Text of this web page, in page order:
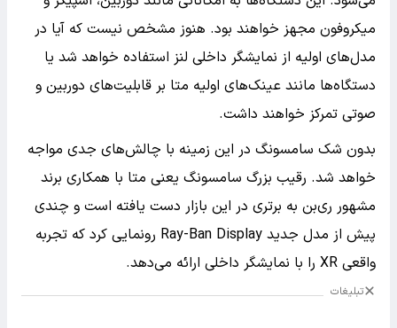
میکروفون مجهز خواهند بود. هنوز مشخص نیست که آیا در
مدل‌های اولیه از نمایشگر داخلی لنز استفاده خواهد شد یا
دستگاه‌ها مانند عینک‌های اولیه متا بر قابلیت‌های دوربین و
صوتی تمرکز خواهند داشت.
بدون شک سامسونگ در این زمینه با چالش‌های جدی مواجه
خواهد شد. رقیب بزرگ سامسونگ یعنی متا با همکاری برند
مشهور ری‌بن به برتری در این بازار دست یافته است و چندی
پیش از مدل جدید Ray-Ban Display رونمایی کرد که تجربه
واقعی XR را با نمایشگر داخلی ارائه می‌دهد.
تبلیغات